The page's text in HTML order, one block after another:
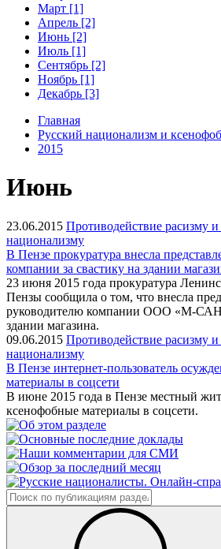
Март [1]
Апрель [2]
Июнь [2]
Июль [1]
Сентябрь [2]
Ноябрь [1]
Декабрь [3]
Главная
Русский национализм и
2015
Июнь
23.06.2015 Противодействие расизму
национализму
В Пензе прокуратура внесла
компании за свастику на здании
23 июня 2015 года прокуратура
Пензы сообщила о том, что внесла
руководителю компании ООО «М-
здании магазина.
09.06.2015 Противодействие расизму
национализму
В Пензе интернет-пользователь
материалы в соцсети
В июне 2015 года в Пензе местный
ксенофобные материалы в соцсети.